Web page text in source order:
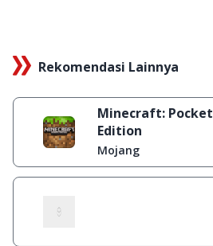
Rekomendasi Lainnya
Minecraft: Pocket
Edition
Mojang